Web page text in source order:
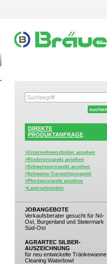
DIREKTE
PRODUKTANFRAGE
>Unternehmensfolder ansehen
>Rinderprospekt ansehen
>Schweineprospekt ansehen
>Schweine-Tierwohlprospekt
>Pferdeprospekt ansehen
>Laserschneiden
JOBANGEBOTE
Verkaufsberater gesucht für Nö-
Ost, Burgenland und Steiermark
Süd-Ost
AGRARTEC SILBER-
AUSZEICHNUNG
für neu entwickelte Tränkewanne
Cleaning Waterbowl